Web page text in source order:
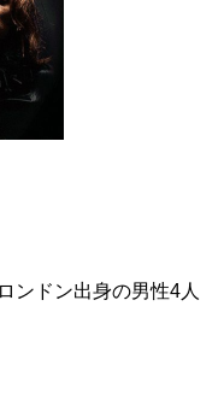
ンドン出身の男性4人